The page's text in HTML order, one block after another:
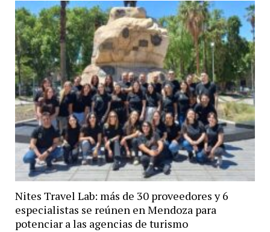
Nites Travel Lab: más de 30 proveedores y 6
especialistas se reúnen en Mendoza para
potenciar a las agencias de turismo